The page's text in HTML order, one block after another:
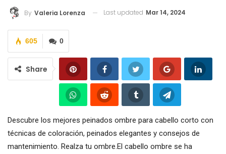
By Valeria Lorenza Last updated Mar 14, 2024
0
605
Share
Descubre los mejores peinados ombre para cabello corto con
técnicas de coloración, peinados elegantes y consejos de
mantenimiento. Realza tu ombre.El cabello ombre se ha